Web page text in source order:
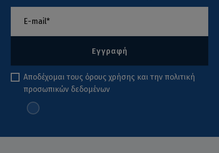
Εγγραφή
Αποδέχομαι τους όρους χρήσης και τηνπολιτική
προσωπικών δεδομένων